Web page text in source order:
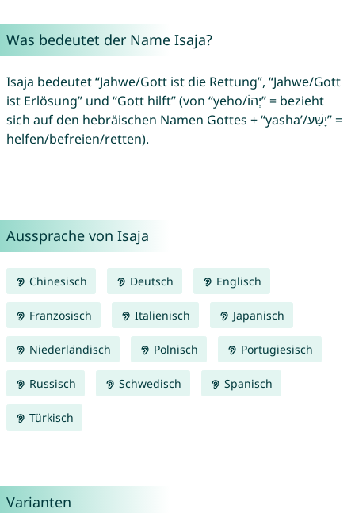
Was bedeutet der Name Isaja?
Isaja bedeutet “Jahwe/Gott ist die Rettung”, “Jahwe/Gott
ist Erlösung” und “Gott hilft” (von “yeho/יְהוֹ” = bezieht
sich auf den hebräischen Namen Gottes + “yasha’/יָשַׁע” =
helfen/befreien/retten).
Aussprache von Isaja
Chinesisch Deutsch Englisch
Französisch Italienisch Japanisch
Niederländisch Polnisch Portugiesisch
Russisch Schwedisch Spanisch
Türkisch
Varianten